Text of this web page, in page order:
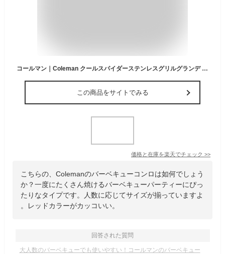
コールマン｜Coleman クールスパイダーステンレスグリルグランデ 170-9430
この商品をサイトでみる
価格と在庫を楽天でチェック >>
こちらの、Colemanのバーベキューコンロは如何でしょう
か？一度にたくさん焼けるバーベキューパーティーにぴっ
たりなタイプです。人数に応じてサイズが揃っていますよ
。レッドカラーがカッコいい。
回答された質問
大人数のバーベキューでも使いやすい！コールマンのバーベキュー